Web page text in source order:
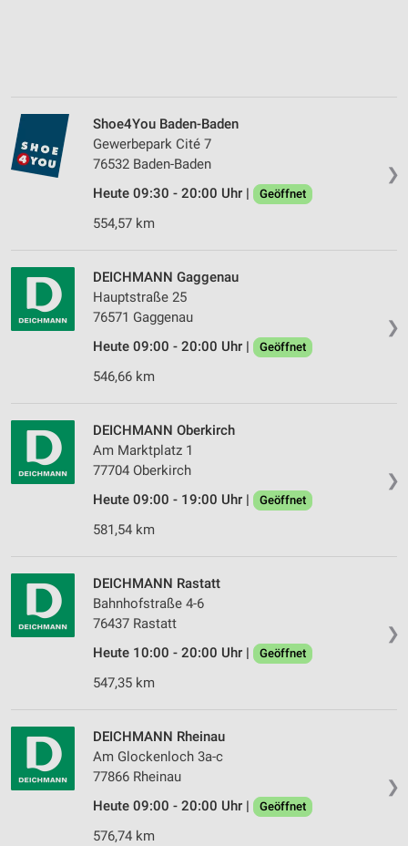
❯
Shoe4You Baden-Baden
Gewerbepark Cité 7
76532 Baden-Baden
Heute 09:30 - 20:00 Uhr |
Geöffnet
554,57 km
❯
DEICHMANN Gaggenau
Hauptstraße 25
76571 Gaggenau
Heute 09:00 - 20:00 Uhr |
Geöffnet
546,66 km
❯
DEICHMANN Oberkirch
Am Marktplatz 1
77704 Oberkirch
Heute 09:00 - 19:00 Uhr |
Geöffnet
581,54 km
❯
DEICHMANN Rastatt
Bahnhofstraße 4-6
76437 Rastatt
Heute 10:00 - 20:00 Uhr |
Geöffnet
547,35 km
❯
DEICHMANN Rheinau
Am Glockenloch 3a-c
77866 Rheinau
Heute 09:00 - 20:00 Uhr |
Geöffnet
576,74 km